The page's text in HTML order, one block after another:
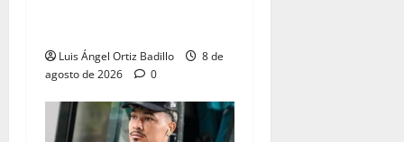
Luis Ángel Ortiz Badillo
8 de
agosto de 2026
0